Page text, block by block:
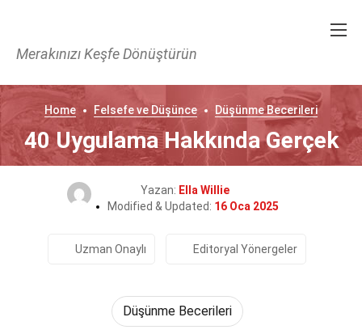
Merakınızı Keşfe Dönüştürün
Home Felsefe ve Düşünce Düşünme Becerileri
40 Uygulama Hakkında Gerçek
Yazan: Ella Willie
Modified & Updated: 16 Oca 2025
Uzman Onaylı Editoryal Yönergeler
Düşünme Becerileri